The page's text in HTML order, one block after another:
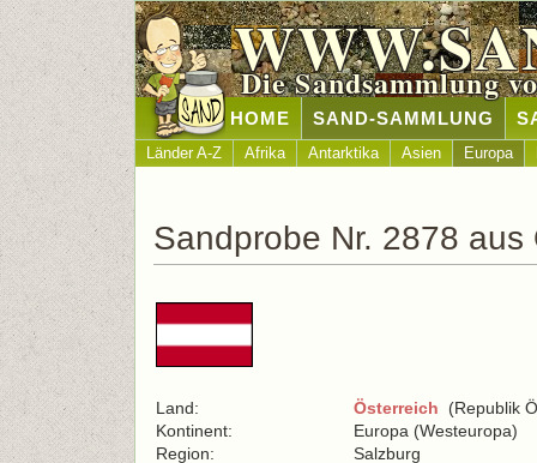
Die Sandsammlung
HOME SAND-SAMMLUNG
Länder A-Z Afrika Antarktika Asien Europa
Sandprobe Nr. 2878 aus
Land: Österreich (Republik
Kontinent:
Europa (Westeuropa)
Region:
Salzburg